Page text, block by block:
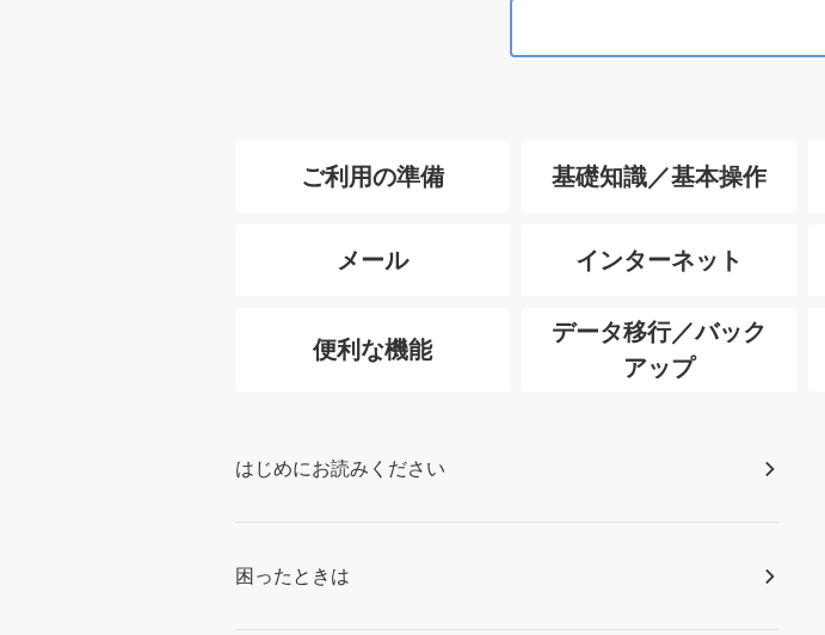
ご利用の準備 基礎知識／基本操作
メール インターネット
便利な機能
データ移行／バック
アップ
はじめにお読みください
困ったときは